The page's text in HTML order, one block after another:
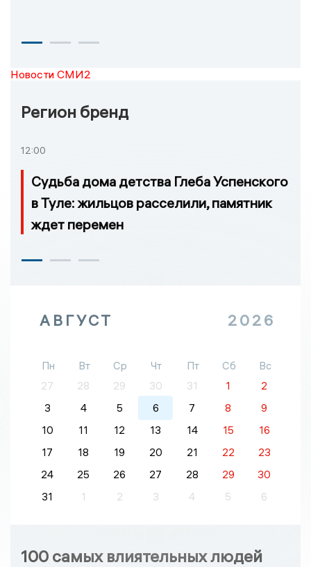
Новости СМИ2
Регион бренд
12:00
Судьба дома детства Глеба Успенского
в Туле: жильцов расселили, памятник
ждет перемен
АВГУСТ 2026
Пн Вт Ср Чт Пт Сб
Вс
27
28 29 30 31 1
2
3
4 5 6 7 8
9
10
11 12 13 14 15
16
17
18 19 20 21 22
23
24
25 26 27 28 29
30
31
1 2 3 4 5 6
100 самых влиятельных людей